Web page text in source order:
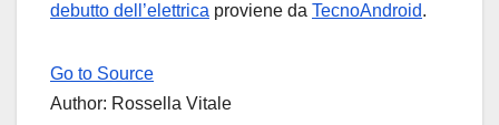
debutto dell’elettrica proviene da TecnoAndroid.
Go to Source
Author: Rossella Vitale